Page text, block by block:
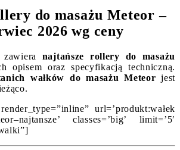
do masażu Meteor –
2026 wg ceny
zawiera najtańsze rollery do masażu
opisem oraz specyfikacją techniczną.
wałków do masażu Meteor jest
url=’produkt:wałek
classes=’big’ limit=’5′